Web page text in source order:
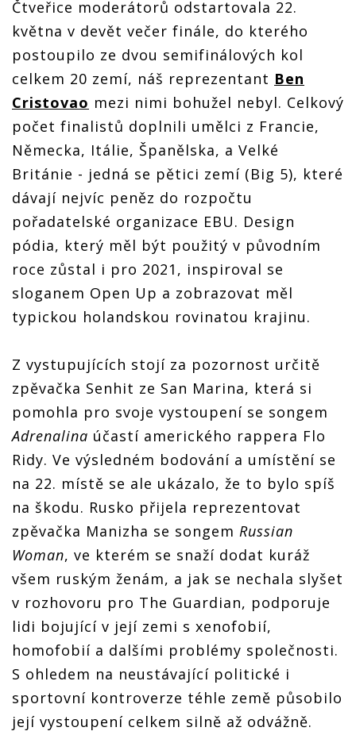
Čtveřice moderátorů odstartovala 22.
května v devět večer finále, do kterého
postoupilo ze dvou semifinálových kol
celkem 20 zemí, náš reprezentant Ben
Cristovao mezi nimi bohužel nebyl. Celkový
počet finalistů doplnili umělci z Francie,
Německa, Itálie, Španělska, a Velké
Británie - jedná se pětici zemí (Big 5), které
dávají nejvíc peněz do rozpočtu
pořadatelské organizace EBU. Design
pódia, který měl být použitý v původním
roce zůstal i pro 2021, inspiroval se
sloganem Open Up a zobrazovat měl
typickou holandskou rovinatou krajinu.
Z vystupujících stojí za pozornost určitě
zpěvačka Senhit ze San Marina, která si
pomohla pro svoje vystoupení se songem
Adrenalina účastí amerického rappera Flo
Ridy. Ve výsledném bodování a umístění se
na 22. místě se ale ukázalo, že to bylo spíš
na škodu. Rusko přijela reprezentovat
zpěvačka Manizha se songem Russian
Woman, ve kterém se snaží dodat kuráž
všem ruským ženám, a jak se nechala slyšet
v rozhovoru pro The Guardian, podporuje
lidi bojující v její zemi s xenofobií,
homofobií a dalšími problémy společnosti.
S ohledem na neustávající politické i
sportovní kontroverze téhle země působilo
její vystoupení celkem silně až odvážně.